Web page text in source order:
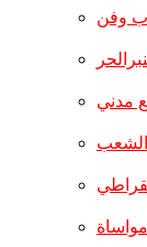
وفن
مدني
مواساة